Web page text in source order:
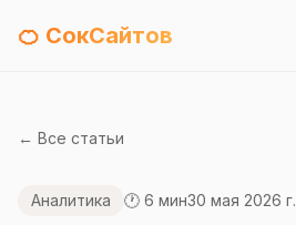
🍊 СокСайтов
← Все статьи
Аналитика 🕐 6 мин30 мая 2026 г.